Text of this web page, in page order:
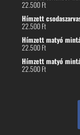
22.500Ft
Hímzett
22.500Ft
Hímzett matyó
22.500Ft
Hímzett matyó
22.500Ft